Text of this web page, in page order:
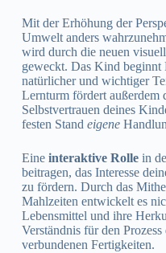
Mit der Erhöhung der
Umwelt anders
wird durch die neuen
geweckt. Das Kind beginnt
natürlicher und wichtiger
Lernturm fördert außerdem
Selbstvertrauen deines
festen Stand eigene
Eine interaktive Rollein
beitragen, das Interesse
zu fördern. Durch das
Mahlzeiten entwickelt es
Lebensmittel und ihre
Verständnis für den
verbundenen Fertigkeiten.